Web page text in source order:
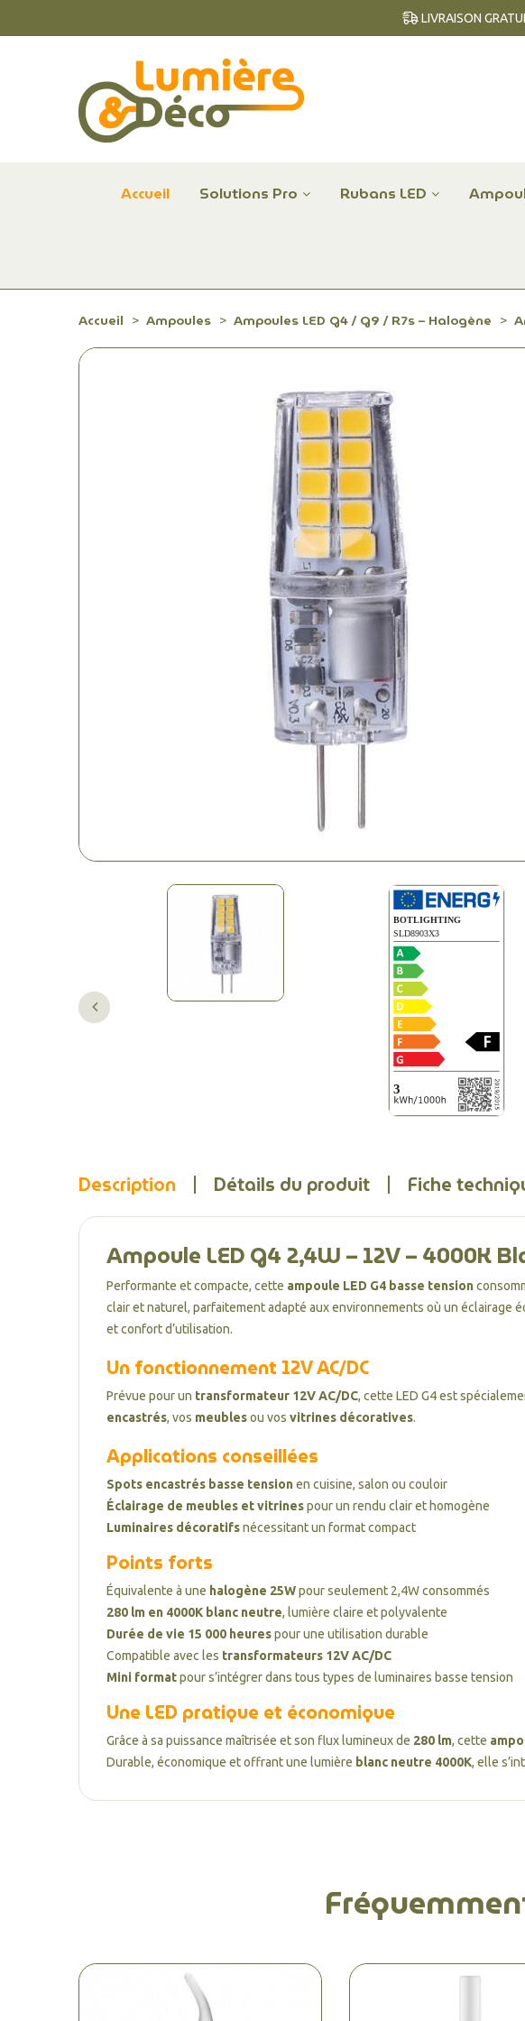
LIVRAISON
Accueil Solutions Pro Rubans LED
Accueil Ampoules Ampoules LED G4 / G9 / R7s – Halogène
Description Détails du produit Fiche
Ampoule LED G4 2,4W – 12V – 4000K
Performante et compacte, cette ampoule LED G4 basse tension
clair et naturel, parfaitement adapté aux environnements où un éclairage
et confort d’utilisation.
Un fonctionnement 12V AC/DC
Prévue pour un transformateur 12V AC/DC, cette LED G4 est
encastrés, vos meublesou vos vitrines décoratives.
Applications conseillées
Spots encastrés basse tensionen cuisine, salon ou couloir
Éclairage de meubles et vitrinespour un rendu clair et homogène
Luminaires décoratifsnécessitant un format compact
Points forts
Équivalente à une halogène 25Wpour seulement 2,4W consommés
280 lm en 4000K blanc neutre, lumière claire et polyvalente
Durée de vie 15 000 heurespour une utilisation durable
Compatible avec les transformateurs 12V AC/DC
Mini formatpour s’intégrer dans tous types de luminaires basse tension
Une LED pratique et économique
Grâce à sa puissance maîtrisée et son flux lumineux de 280 lm, cette
Durable, économique et offrant une lumière blanc neutre 4000K, elle